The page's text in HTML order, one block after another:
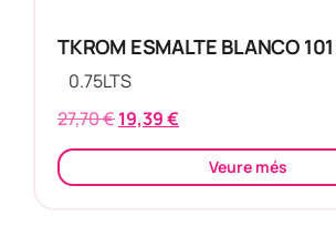
TKROM ESMALTE BLANCO
0.75LTS
27,70€19,39€
Veure més